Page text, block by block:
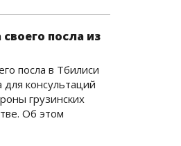
посла из
посла в Тбилиси
консультаций
грузинских
Об этом